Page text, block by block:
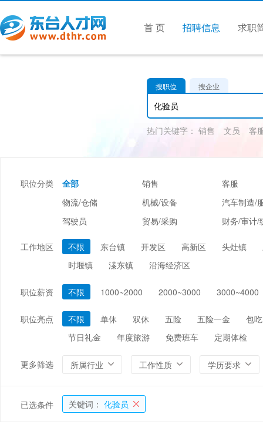
首 页 招聘信息 求职
搜职位 搜企业
热门关键字： 销售 文员 客
职位分类 全部 销售
客服
物流/仓储
机械/设备
汽车制造/
驾驶员
贸易/采购
财务/审计/
美容/美发
市场/媒介/公关
广告/会展/咨询
能源/电力/矿产
环保
工作地区 不限 东台镇 开发区 高新区 头灶镇
时堰镇
溱东镇 沿海经济区
职位薪资 不限 1000~2000 2000~3000 3000~4000
职位亮点 不限 单休 双休 五险 五险一金
包吃
节日礼金
年度旅游 免费班车 定期体检
更多筛选 所属行业 工作性质 学历要求
已选条件 关键词： 化验员